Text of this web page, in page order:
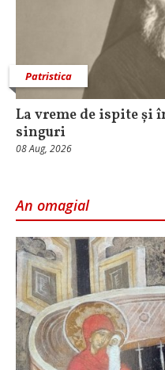
Patristica
La vreme de ispite și
singuri
08 Aug, 2026
An omagial